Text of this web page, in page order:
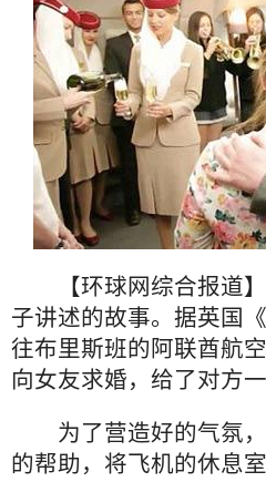
【环球网综合报道】
子讲述的故事。据英国
往布里斯班的阿联酋航
向女友求婚，给了对方
为了营造好的气氛，
的帮助，将飞机的休息